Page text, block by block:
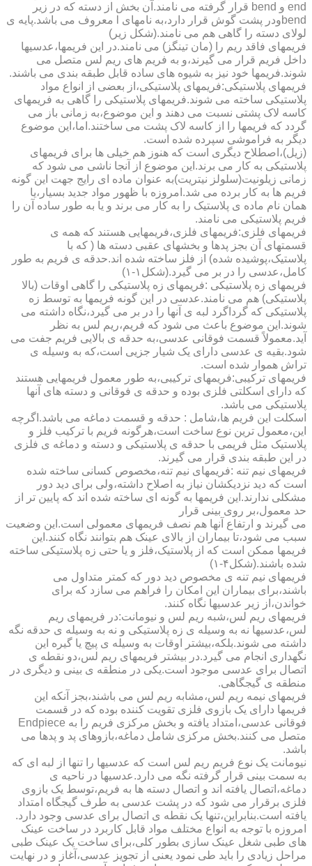
end و bend قرار گرفته می نامند.آن بخش از دسته که در زیر
bendودر پشت گوش قرار دارد،به نامهای l معروف می باشد.پایه ی
لولای دسته را گاهی هم می نامند.(شکل زیر)
فریمهای فاقد ریم را (مان تینگز) می نامند.در این فریمها،عدسیها
داخل فریم قرار می گیرند،و به فریم های ریم لس متصل می
شوند.فریمها خود نیز به شیوه های ساده قابل طبقه بندی می باشند.
فریمهای پلاستیکی:فریمهای پلاستیکی،از بعضی از انواع مواد
پلاستیکی ساخته می شوند.فریمهای پلاستیکی را گاهی به فریمهای
کاسه لاک پشتی نسبت می دهند و این موضوع،به زمانی باز می
گردد که فریمها را از کاسه لاک پشت می ساختند.اما،این موضوع
دیگر به فراموشی سپرده شده است.
(زیل)،اصطلاح دیگری است که هنوز هم خیلی ها برای فریمهای
پلاستیکی به کار می برند.این موضوع از آنجا ناشی می شود که
زمانی زیلونیت(سلولز نیتریت)به عنوان ماده ای رایج جهت این گونه
فریم ها به کار برده می شد.امروزه با ظهور مواد جدید بسیار،یا
همان نام ماده ی پلاستیک را به کار می برند و یا به طور ساده آن را
فریم پلاستیکی می نامند.
فریمهای فلزی:فریمهای فلزی،فریمهایی هستند که همه ی
قسمتهای آن بجز پدها و بخشهای عقبی دسته ها ( که با
پلاستیک،پوشیده شده) از فلز ساخته شده اند.حدقه ی فریم به طور
کامل،عدسی را در بر می گیرد.(شکل۱-۱)
فریمهای زه پلاستیکی :فریمهای زه پلاستیکی را گاهی اوقات (بالا
پلاستیکی) هم می نامند.عدسی در این گونه فریمها به توسط زه
پلاستیکی که گرداگرد لبه ی آنها را در بر می گیرد،نگاه داشته می
شوند.این موضوع باعث می شود که فریم،ریم لس به نظر
آید.معمولاً قسمت فوقانی عدسی،به حدقه ی بالایی فریم جفت می
شود.بقیه ی عدسی دارای یک شیار جزیی است،که به وسیله ی
تراش هموار شده است.
فریمهای ترکیبی:فریمهای ترکیبی،به طور معمول فریمهایی هستند
که دارای اسکلتی فلزی بوده و حدقه ی فوقانی و دسته های آنها
پلاستیکی می باشد.
اسکلت این فریم ها،شامل : حدقه و قسمت دماغه می باشد.اگرچه
این،معمول ترین نوع ساخت است،هرگونه فریم با ترکیب فلز و
پلاستیک مثل فریمی با حدقه ی پلاستیکی و دسته و دماغه ی فلزی
در این طبقه بندی قرار می گیرند.
فریمهای نیم تنه :فریمهای نیم تنه،مخصوص کسانی ساخته شده
است که دید نزدیکشان نیاز به اصلاح داشته،ولی برای دید دور
مشکلی ندارند.این فریمها به گونه ای ساخته شده اند که پایین تر از
حد معمول،بر روی بینی قرار
می گیرند و ارتفاع آنها هم نصف فریمهای معمولی است.این وضعیت
سبب می شود،تا بیماران از بالای عینک هم بتوانند نگاه کنند.این
فریمها ممکن است که از پلاستیک،فلز و یا حتی زه پلاستیکی ساخته
شده باشند.(شکل۴-۱)
فریمهای نیم تنه ی مخصوص دید دور که کمتر متداول می
باشند،برای بیماران این امکان را فراهم می سازد که برای
خواندن،از زیر عدسیها نگاه کنند.
فریمهای ریم لس،شبه ریم لس و نیومانت:در فریمهای ریم
لس،عدسیها نه به وسیله ی زه پلاستیکی و نه به وسیله ی حدقه نگه
داشته می شوند.بلکه،بیشتر اوقات به وسیله ی پیچ یا گیره این
نگهداری انجام می گیرد.در بیشتر فریمهای ریم لس،دو نقطه ی
اتصال برای عدسی موجود است.یکی در منطقه ی بینی و دیگری در
منطقه ی گیجگاهی.
فریمهای نیمه ریم لس،مشابه ریم لس می باشند،بجز آنکه این
فریمها دارای یک بازوی فلزی تقویت کننده بوده که در قسمت
فوقانی عدسی،امتداد یافته و بخش مرکزی فریم را به Endpiece
متصل می کنند.بخش مرکزی شامل دماغه،بازوهای پد و پدها می
باشد.
نیومانت یک نوع فریم ریم لس است که عدسیها را تنها از لبه ای که
به سمت بینی قرار گرفته نگه می دارد.عدسیها در ناحیه ی
دماغه،اتصال یافته اند و اتصال دسته ها به فریم،توسط یک بازوی
فلزی برقرار می شود که در پشت عدسی به طرف گیجگاه امتداد
یافته است.بنابراین،تنها یک نقطه ی اتصال برای عدسی وجود دارد.
امروزه با توجه به انواع مختلف مواد قابل کاربرد در ساخت عینک
های طبی شغل عینک سازی بطور کلی،برای ساخت یک عینک طبی
مراحل زیادی را باید طی نمود یعنی از تجویز عدسی،آغاز و در نهایت